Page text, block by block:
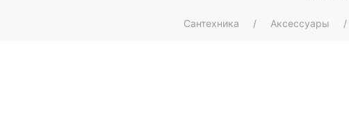
Сантехника Аксессуары